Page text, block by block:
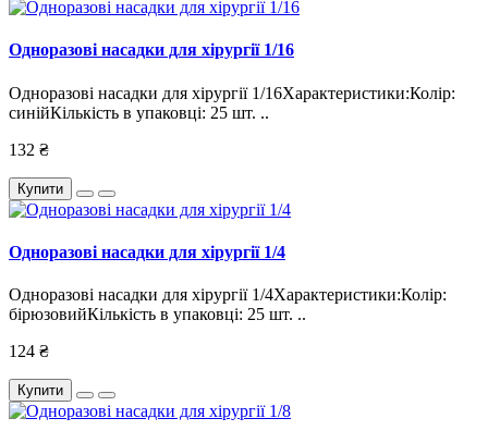
Одноразові насадки для хірургії 1/16
Одноразові насадки для хірургії 1/16Характеристики:Колір:
синійКількість в упаковці: 25 шт. ..
132 ₴
Купити
Одноразові насадки для хірургії 1/4
Одноразові насадки для хірургії 1/4Характеристики:Колір:
бірюзовийКількість в упаковці: 25 шт. ..
124 ₴
Купити